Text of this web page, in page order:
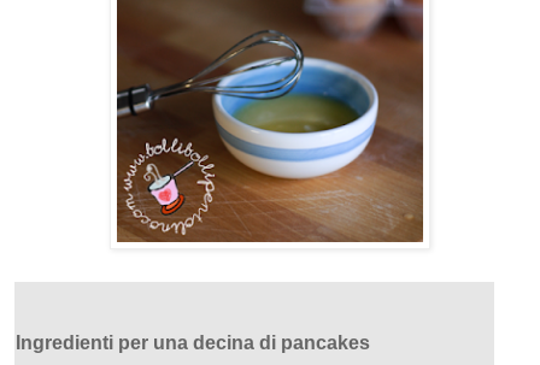
Ingredienti per una decina di pancakes